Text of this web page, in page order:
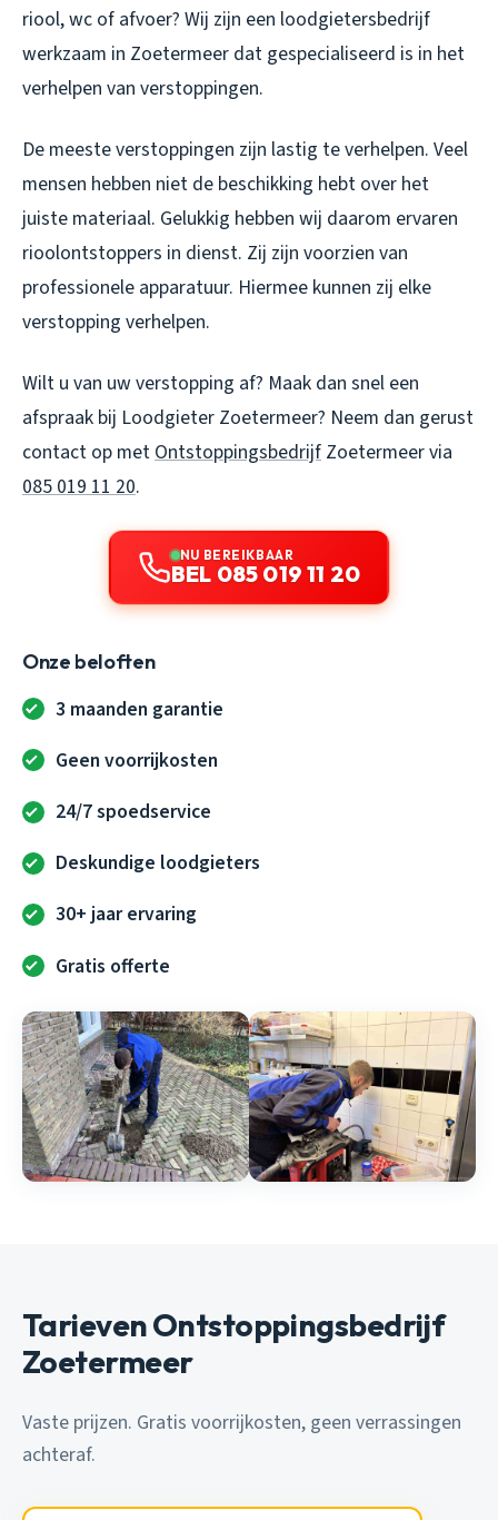
riool, wc of afvoer? Wij zijn een loodgietersbedrijf
werkzaam in Zoetermeer dat gespecialiseerd is in het
verhelpen van verstoppingen.
De meeste verstoppingen zijn lastig te verhelpen. Veel
mensen hebben niet de beschikking hebt over het
juiste materiaal. Gelukkig hebben wij daarom ervaren
rioolontstoppers in dienst. Zij zijn voorzien van
professionele apparatuur. Hiermee kunnen zij elke
verstopping verhelpen.
Wilt u van uw verstopping af? Maak dan snel een
afspraak bij Loodgieter Zoetermeer? Neem dan gerust
contact op met Ontstoppingsbedrijf Zoetermeer via
085 019 11 20.
NU BEREIKBAAR
BEL 085 019 11 20
Onze beloften
3 maanden garantie
Geen voorrijkosten
24/7 spoedservice
Deskundige loodgieters
30+ jaar ervaring
Gratis offerte
Tarieven Ontstoppingsbedrijf
Zoetermeer
Vaste prijzen. Gratis voorrijkosten, geen verrassingen
achteraf.